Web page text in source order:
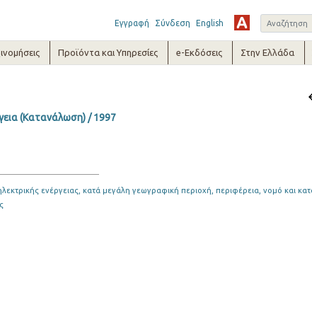
Εγγραφή Σύνδεση English
Προϊόντα και Υπηρεσίες e-Εκδόσεις Στην Ελλάδα
(Κατανάλωση) / 1997
ενέργειας, κατά μεγάλη γεωγραφική περιοχή, περιφέρεια, νομό και